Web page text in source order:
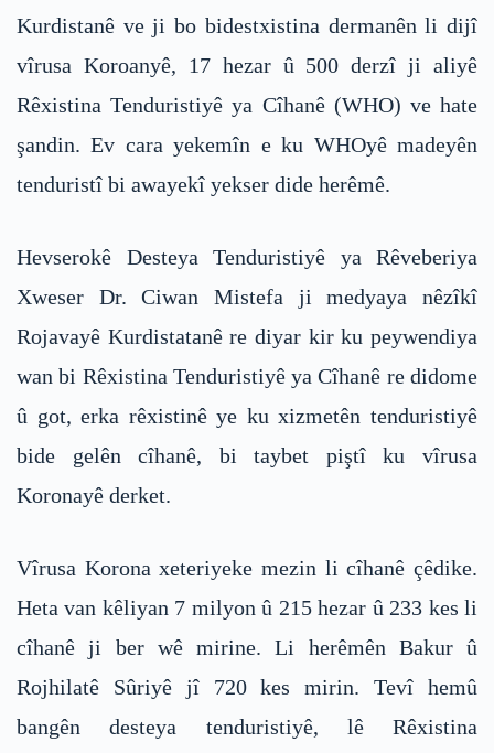
Kurdistanê ve ji bo bidestxistina dermanên li dijî
vîrusa Koroanyê, 17 hezar û 500 derzî ji aliyê
Rêxistina Tenduristiyê ya Cîhanê (WHO) ve hate
şandin. Ev cara yekemîn e ku WHOyê madeyên
tenduristî bi awayekî yekser dide herêmê.
Hevserokê Desteya Tenduristiyê ya Rêveberiya
Xweser Dr. Ciwan Mistefa ji medyaya nêzîkî
Rojavayê Kurdistatanê re diyar kir ku peywendiya
wan bi Rêxistina Tenduristiyê ya Cîhanê re didome
û got, erka rêxistinê ye ku xizmetên tenduristiyê
bide gelên cîhanê, bi taybet piştî ku vîrusa
Koronayê derket.
Vîrusa Korona xeteriyeke mezin li cîhanê çêdike.
Heta van kêliyan 7 milyon û 215 hezar û 233 kes li
cîhanê ji ber wê mirine. Li herêmên Bakur û
Rojhilatê Sûriyê jî 720 kes mirin. Tevî hemû
bangên desteya tenduristiyê, lê Rêxistina